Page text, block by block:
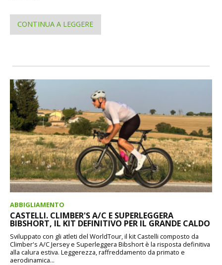
CONTINUA A LEGGERE
ABBIGLIAMENTO
CASTELLI. CLIMBER'S A/C E SUPERLEGGERA
BIBSHORT, IL KIT DEFINITIVO PER IL GRANDE CALDO
Sviluppato con gli atleti del WorldTour, il kit Castelli composto da
Climber's A/C Jersey e Superleggera Bibshort è la risposta definitiva
alla calura estiva. Leggerezza, raffreddamento da primato e
aerodinamica...